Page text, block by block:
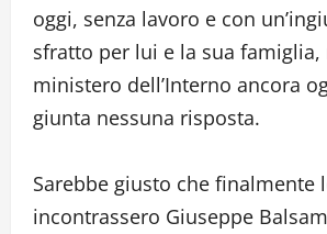
oggi, senza lavoro e con
sfratto per lui e la sua famiglia,
ministero dell’Interno ancora
giunta nessuna risposta.
Sarebbe giusto che finalmente
incontrassero Giuseppe